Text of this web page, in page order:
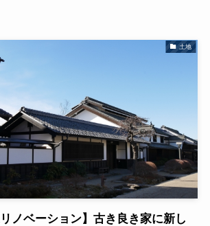
土地
ノベーション】古き良き家に新し